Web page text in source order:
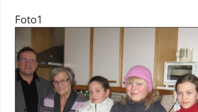
Foto1